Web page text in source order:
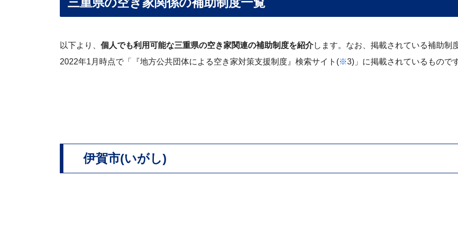
以下より、 個人でも利用可能な三重県の空き家関連の補助制度を紹介します。なお、掲載されている補助制
2022年1月時点で「『地方公共団体による空き家対策支援制度』検索サイト(※3)」に掲載されているものです
伊賀市(いがし)